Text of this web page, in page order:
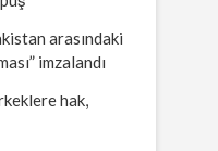
arasındaki
imzalandı
hak,